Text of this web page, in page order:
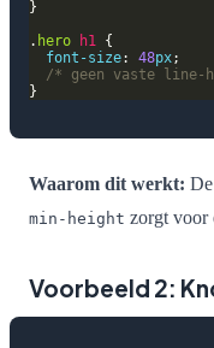
. hero h1
font-size: 48px
/* geen vaste line-
Waarom dit werkt:
min-height zorgt voor
Voorbeeld 2: